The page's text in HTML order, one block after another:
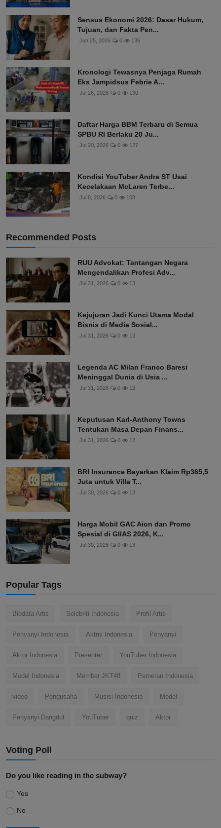
Sensus Ekonomi 2026: Dasar Hukum,
Tujuan, dan Fakta Pen...
Jun 25, 2026 0 136
Kronologi Tewasnya Penjaga Rumah
Eks Jampidsus Febrie A...
Jul 26, 2026 0 130
Daftar Harga BBM Terbaru di Semua
SPBU RI Berlaku 20 Ju...
Jul 20, 2026 0 127
Kondisi YouTuber Andra ST Usai
Kecelakaan McLaren Terbe...
Jul 8, 2026 0 108
Recommended Posts
RUU Advokat: Tantangan Negara
Mengendalikan Profesi Adv...
Jul 31, 2026 0 13
Kejujuran Jadi Kunci Utama Modal
Bisnis di Media Sosial...
Jul 31, 2026 0 13
Legenda AC Milan Franco Baresi
Meninggal Dunia di Usia ...
Jul 31, 2026 0 12
Keputusan Karl-Anthony Towns
Tentukan Masa Depan Finans...
Jul 31, 2026 0 12
BRI Insurance Bayarkan Klaim Rp365,5
Juta untuk Villa T...
Jul 30, 2026 0 13
Harga Mobil GAC Aion dan Promo
Spesial di GIIAS 2026, K...
Jul 30, 2026 0 13
Popular Tags
Biodata Artis Selebriti Indonesia Profil Artis
Penyanyi Indonesia Aktris Indonesia Penyanyi
Aktor Indonesia Presenter YouTuber Indonesia
Model Indonesia Member JKT48 Pemeran Indonesia
video Pengusaha Musisi Indonesia Model
Penyanyi Dangdut YouTuber quiz Aktor
Voting Poll
Do you like reading in the subway?
Yes
No